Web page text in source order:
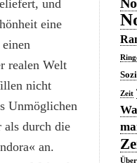
und
eine
realen Welt
nicht
Unmöglichen
als durch die
an.
Zeit